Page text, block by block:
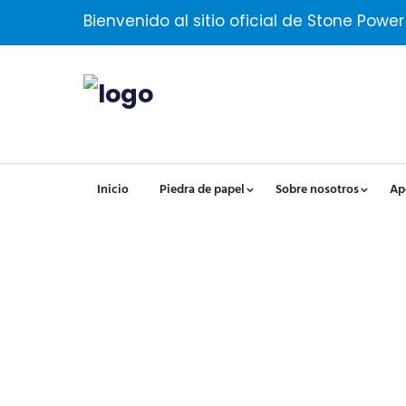
Bienvenido al sitio oficial de Stone Power
Inicio Piedra de papel Sobre nosotros